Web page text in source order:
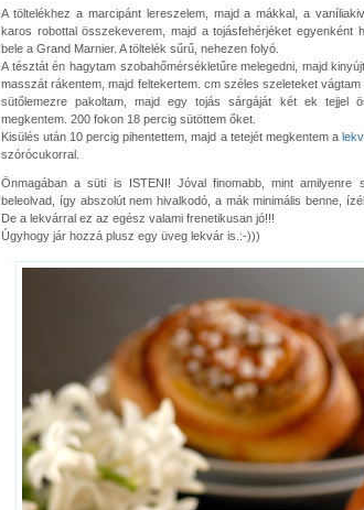
A töltelékhez a marcipánt lereszelem, majd a mákkal, a
karos robottal összekeverem, majd a tojásfehérjéket egyenként
bele a Grand Marnier. A töltelék sűrű, nehezen folyó.
A tésztát én hagytam szobahőmérsékletűre melegedni, majd
masszát rákentem, majd feltekertem. cm széles szeleteket
sütőlemezre pakoltam, majd egy tojás sárgáját két ek tejjel
megkentem. 200 fokon 18 percig sütöttem őket.
Kisülés után 10 percig pihentettem, majd a tetejét megkentem a
szórócukorral.
Önmagában a süti is ISTENI! Jóval finomabb, mint amilyenre
beleolvad, így abszolút nem hivalkodó, a mák minimális benne,
De a lekvárral ez az egész valami frenetikusan jó!!!
Úgyhogy jár hozzá plusz egy üveg lekvár is.:-)))